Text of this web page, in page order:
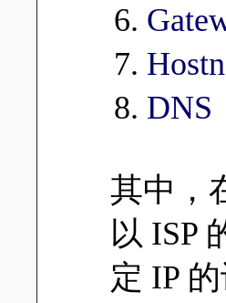
DNS
其中，
以 ISP
定 IP